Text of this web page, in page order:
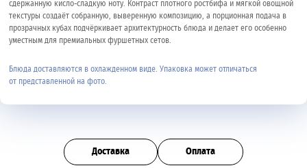
сдержанную кисло-сладкую ноту. Контраст плотного ростбифа и мягкой овощной
текстуры создаёт собранную, выверенную композицию, а порционная подача в
прозрачных кубах подчёркивает архитектурность блюда и делает его особенно
уместным для премиальных фуршетных сетов.
Блюда доставляются в охлажденном виде. Упаковка может отличаться
от представленной на фото.
Доставка Оплата